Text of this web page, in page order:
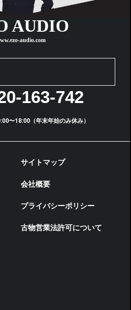
AUDIO
audio.com
163-742
〜18:00（年末年始のみ休み）
サイトマップ
会社概要
プライバシーポリシー
古物営業法許可について